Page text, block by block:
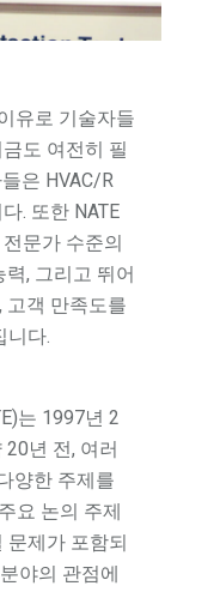
유로 기술자들
도 여전히 필
은 HVAC/R
. 또한 NATE
문가 수준의
, 그리고 뛰어
고객 만족도를
니다.
는 1997년 2
년 전, 여러
양한 주제를
요 논의 주제
제가 포함되
야의 관점에